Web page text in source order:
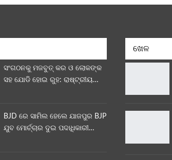
ସଂଗଠନକୁ ମଜବୁତ୍ କର ଓ ଲୋକଙ୍କ
ସହ ଯୋଡି ହୋଇ ରୁହ: ରାଷ୍ଟ୍ରୀୟ…
BJD ରେ ସାମିଲ ହେଲେ ଯାଜପୁର BJP
ଯୁବ ମୋର୍ଚ୍ଚାର ଦୁଇ ପଦାଧିକାରୀ…
ଖେଳ